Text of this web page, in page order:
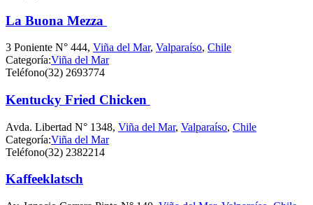
La Buona Mezza
3 Poniente N° 444, Viña del Mar, Valparaíso, Chile
Categoría:Viña del Mar
Teléfono(32) 2693774
Kentucky Fried Chicken
Avda. Libertad N° 1348, Viña del Mar, Valparaíso, Chile
Categoría:Viña del Mar
Teléfono(32) 2382214
Kaffeeklatsch